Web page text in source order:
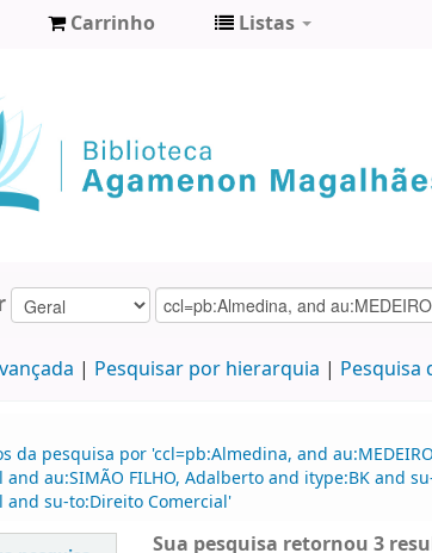
Carrinho Listas
Pesquisar por hierarquia Pesquisa
da pesquisa por 'ccl=pb:Almedina, and
and au:SIMÃO FILHO, Adalberto and itype:BK and
and su-to:Direito Comercial'
Sua pesquisa retornou 3